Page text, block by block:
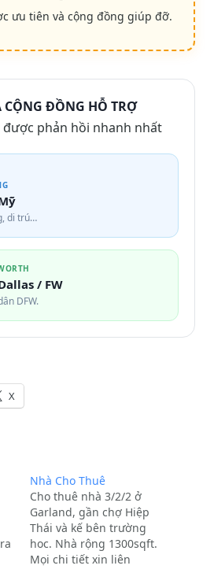
ưu tiên và cộng đồng giúp đỡ.
CỘNG ĐỒNG HỖ TRỢ
phản hồi nhanh nhất
di trú…
/ FW
DFW.
X
Nhà Cho Thuê
Cho thuê nhà 3/2/2 ở
Garland, gần chợ Hiệp
Thái và kế bên trường
hoc. Nhà rộng 1300sqft.
Mọi chi tiết xin liên